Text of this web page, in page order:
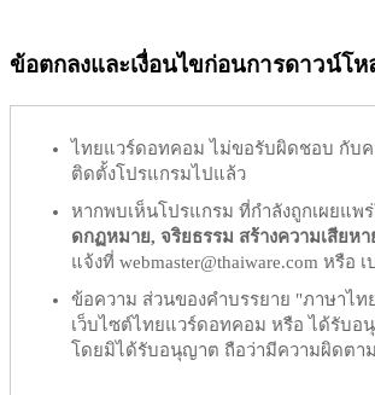
ข้อตกลงและเงื่อนไขก่อนการดาวน์โห
ไทยแวร์ดอทคอม ไม่ขอรับผิดชอบ กับค
ติดตั้งโปรแกรมไปแล้ว
หากพบเห็นโปรแกรม ที่กำลังถูกเผยแพ
ดกฏหมาย, จริยธรรม สร้างความเสียห
แจ้งที่ webmaster@thaiware.com หรือ
ข้อความ ส่วนของคำบรรยาย "ภาษาไ
เว็บไซต์ไทยแวร์ดอทคอม หรือ ได้รับ
โดยมิได้รับอนุญาต ถือว่ามีความผิดตา